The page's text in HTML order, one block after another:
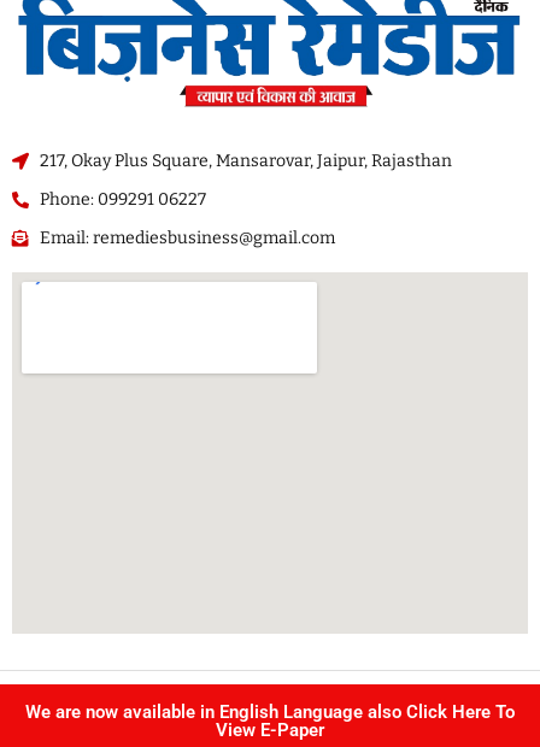
217, Okay Plus Square, Mansarovar, Jaipur, Rajasthan
Phone: 099291 06227
Email: remediesbusiness@gmail.com
We are now available in English Language also Click Here To
View E-Paper
Copyright @ Singhvi publication Pvt Ltd. | All right reserved –
Developed byIJS INFOTECH